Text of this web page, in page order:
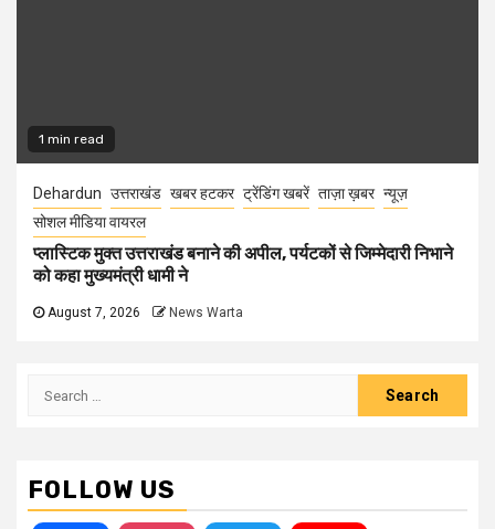
1 min read
Dehardun उत्तराखंड खबर हटकर ट्रेंडिंग खबरें ताज़ा ख़बर न्यूज़
सोशल मीडिया वायरल
प्लास्टिक मुक्त उत्तराखंड बनाने की अपील, पर्यटकों से जिम्मेदारी निभाने
को कहा मुख्यमंत्री धामी ने
August 7, 2026 News Warta
Search
FOLLOW US